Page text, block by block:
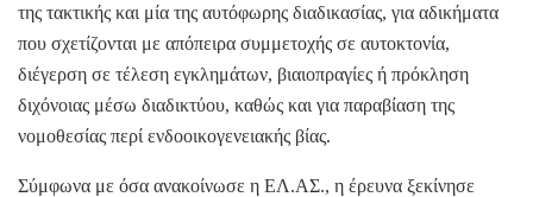
της τακτικής και μία της αυτόφωρης διαδικασίας, για αδικήματα
που σχετίζονται με απόπειρα συμμετοχής σε αυτοκτονία,
διέγερση σε τέλεση εγκλημάτων, βιαιοπραγίες ή πρόκληση
διχόνοιας μέσω διαδικτύου, καθώς και για παραβίαση της
νομοθεσίας περί ενδοοικογενειακής βίας.
Σύμφωνα με όσα ανακοίνωσε η ΕΛ.ΑΣ., η έρευνα ξεκίνησε